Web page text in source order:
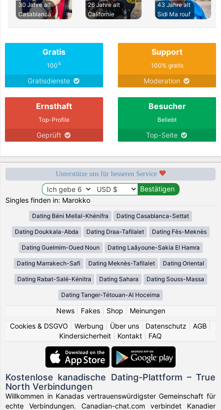
30 Jahre alt
Casablanca
26 Jahre alt
Californie
43 Jahre alt
Sidi Ma rouf
Gratis
100%
Gratisdienste
Support
100% gratis
Moderation
Ernsthaft
Top-Profile
Geprüft
Besucher
Beliebt
Top-Seite
Unterstütze uns für besseren Service
Singles finden in: Marokko
Dating Béni Mellal-Khénifra Dating Casablanca-Settat
Dating Doukkala-Abda Dating Draa-Tafilalet Dating Fès-Meknès
Dating Guelmim-Oued Noun Dating Laâyoune-Sakia El Hamra
Dating Marrakech-Safi Dating Meknès-Tafilalet Dating Oriental
Dating Rabat-Salé-Kénitra Dating Sahara Dating Souss-Massa
Dating Tanger-Tétouan-Al Hoceima
News| Fakes| Shop
Meinungen
Cookies & DSGVO
Werbung Über uns Datenschutz AGB
Kindersicherheit
Kontakt FAQ
Kostenlose kanadische Dating-Plattform – True
North Verbindungen
Willkommen in Kanadas vertrauenswürdigster Gemeinschaft für
echte Verbindungen. Canadian-chat.com verbindet Kanadier